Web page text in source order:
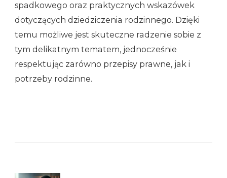
spadkowego oraz praktycznych wskazówek
dotyczących dziedziczenia rodzinnego. Dzięki
temu możliwe jest skuteczne radzenie sobie z
tym delikatnym tematem, jednocześnie
respektując zarówno przepisy prawne, jak i
potrzeby rodzinne.